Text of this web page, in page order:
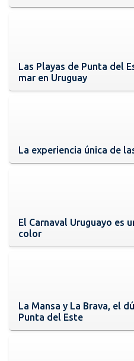
Las Playas de Punta del
mar en Uruguay
La experiencia única de
El Carnaval Uruguayo es
color
La Mansa y La Brava, el
Punta del Este